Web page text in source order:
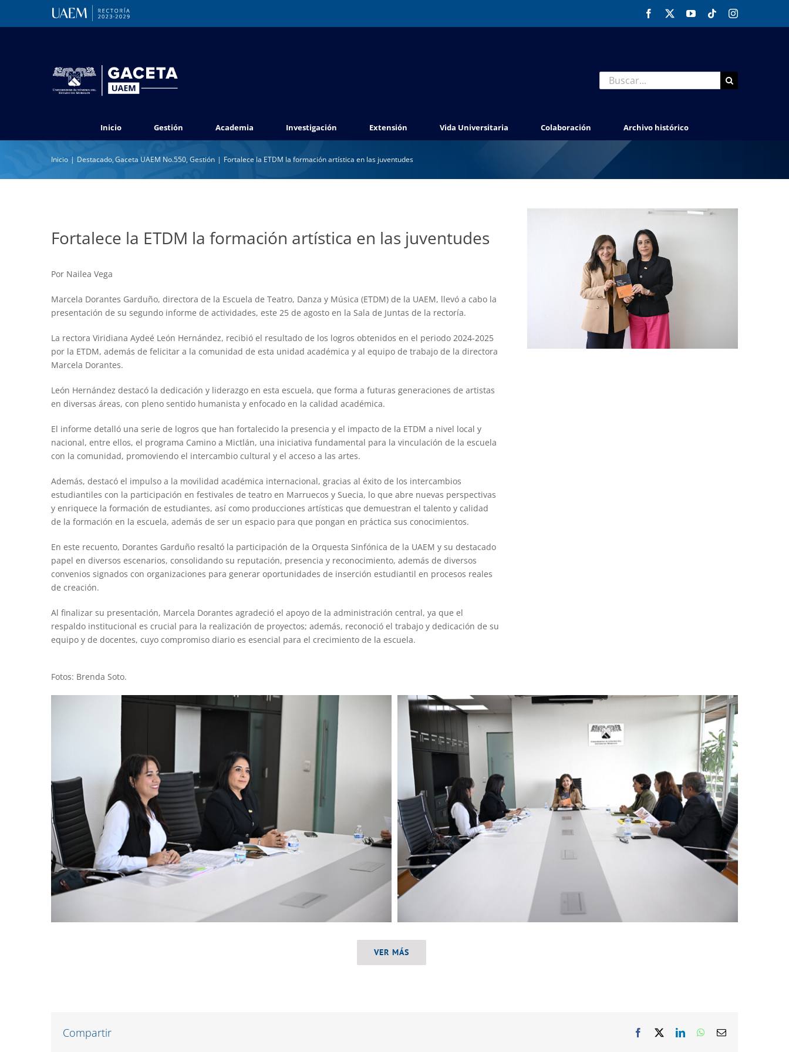
Facebook YouTubeTiktokInstagram
Buscar:
Inicio Gestión Academia Investigación Extensión Vida Universitaria Colaboración Archivo histórico
Inicio Destacado Gaceta UAEM No.550 Gestión Fortalece la ETDM la formación artística en las juventudes
Fortalece la ETDM la formación artística en las juventudes
Por Nailea Vega
Marcela Dorantes Garduño, directora de la Escuela de Teatro, Danza y Música (ETDM) de la UAEM, llevó a cabo la
presentación de su segundo informe de actividades, este 25 de agosto en la Sala de Juntas de la rectoría.
La rectora Viridiana Aydeé León Hernández, recibió el resultado de los logros obtenidos en el periodo 2024-2025
por la ETDM, además de felicitar a la comunidad de esta unidad académica y al equipo de trabajo de la directora
Marcela Dorantes.
León Hernández destacó la dedicación y liderazgo en esta escuela, que forma a futuras generaciones de artistas
en diversas áreas, con pleno sentido humanista y enfocado en la calidad académica.
El informe detalló una serie de logros que han fortalecido la presencia y el impacto de la ETDM a nivel local y
nacional, entre ellos, el programa Camino a Mictlán, una iniciativa fundamental para la vinculación de la escuela
con la comunidad, promoviendo el intercambio cultural y el acceso a las artes.
Además, destacó el impulso a la movilidad académica internacional, gracias al éxito de los intercambios
estudiantiles con la participación en festivales de teatro en Marruecos y Suecia, lo que abre nuevas perspectivas
y enriquece la formación de estudiantes, así como producciones artísticas que demuestran el talento y calidad
de la formación en la escuela, además de ser un espacio para que pongan en práctica sus conocimientos.
En este recuento, Dorantes Garduño resaltó la participación de la Orquesta Sinfónica de la UAEM y su destacado
papel en diversos escenarios, consolidando su reputación, presencia y reconocimiento, además de diversos
convenios signados con organizaciones para generar oportunidades de inserción estudiantil en procesos reales
de creación.
Al finalizar su presentación, Marcela Dorantes agradeció el apoyo de la administración central, ya que el
respaldo institucional es crucial para la realización de proyectos; además, reconoció el trabajo y dedicación de su
equipo y de docentes, cuyo compromiso diario es esencial para el crecimiento de la escuela.
Fotos: Brenda Soto.
VER MÁS
Compartir Facebook LinkedInWhatsApp
Correo